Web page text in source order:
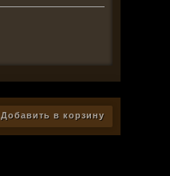
Добавить в корзину